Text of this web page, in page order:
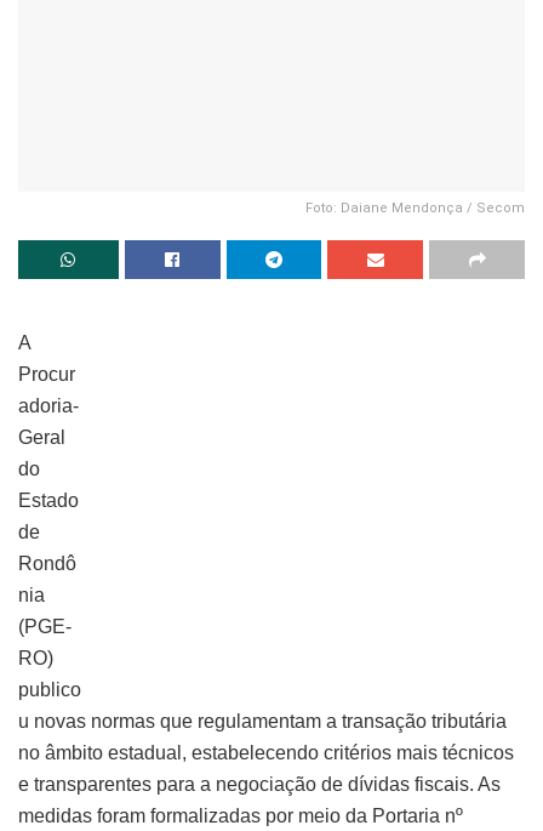
Foto: Daiane Mendonça / Secom
A
Procur
adoria-
Geral
do
Estado
de
Rondô
nia
(PGE-
RO)
publico
u novas normas que regulamentam a transação tributária
no âmbito estadual, estabelecendo critérios mais técnicos
e transparentes para a negociação de dívidas fiscais. As
medidas foram formalizadas por meio da Portaria nº